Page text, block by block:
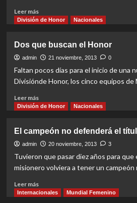
Honor
2013
Leer másRead
more
con
distintos
objetivos
División de Honor Nacionales
Dos que buscan el Honor
admin 21 noviembre, 2013 0
Faltan pocos días para el inicio de una
Divisiónde Honor, los cinco equipos de
Leer másRead
more
que
buscan
el
Honor
División de Honor Nacionales
El campeón no defenderá el
admin 20 noviembre, 2013 3
Tuvieron que pasar diez años para
misionero volviera a tener un campeón
Leer másRead
more
Internacionales Mundial Femenino